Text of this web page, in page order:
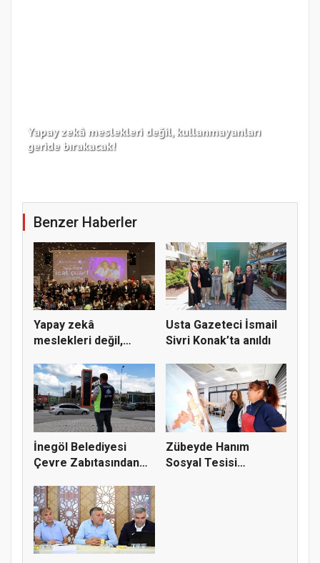
Yapay zekâ meslekleri değil, kullanmayanları
geride bırakacak!
Benzer Haberler
Yapay zekâ
meslekleri değil,
Usta Gazeteci İsmail
Sivri Konak’ta anıldı
İnegöl Belediyesi
Çevre Zabıtasından
Zübeyde Hanım
Sosyal Tesisi